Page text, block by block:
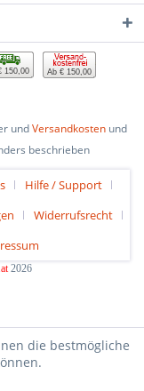
150,00 Ab € 150,00
undVersandkostenund
beschrieben
Hilfe / Support
Widerrufsrecht
2026
die bestmögliche